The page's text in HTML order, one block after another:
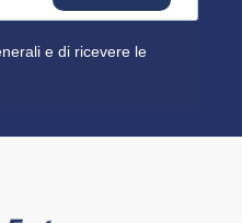
e di ricevere le